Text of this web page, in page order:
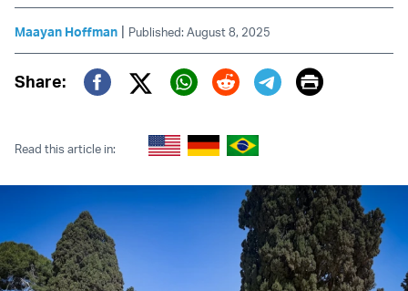
Maayan Hoffman | Published: August 8, 2025
Share:
Twitter (X)
Print
Read this article in: